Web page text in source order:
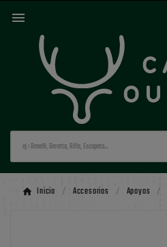

Inicio Accesorios Apoyos